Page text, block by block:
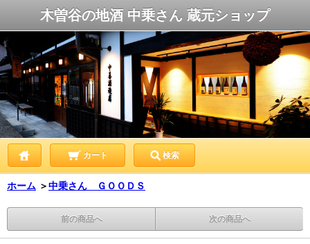
木曽谷の地酒 中乗さん 蔵元ショップ
カート 検索
ホーム ＞中乗さん ＧＯＯＤＳ
前の商品へ 次の商品へ